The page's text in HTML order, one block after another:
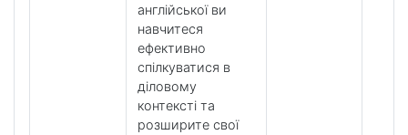
англійської ви
навчитеся
ефективно
спілкуватися в
діловому
контексті та
розширите свої